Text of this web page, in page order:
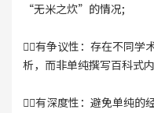
“无米之炊”的情况;
👉🏻有争议性：存在不同
析，而非单纯撰写百科式
👉🏻有深度性：避免单纯的